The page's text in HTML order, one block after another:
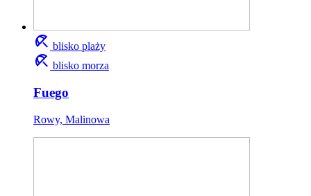
beach_access blisko plaży
beach_access blisko morza
Fuego
Rowy, Malinowa